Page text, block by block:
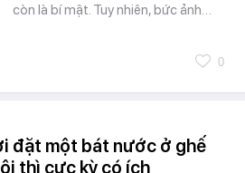
còn là bí mật. Tuy nhiên, bức ảnh…
0
đặt một bát nước ở ghế
thì cực kỳ có ích